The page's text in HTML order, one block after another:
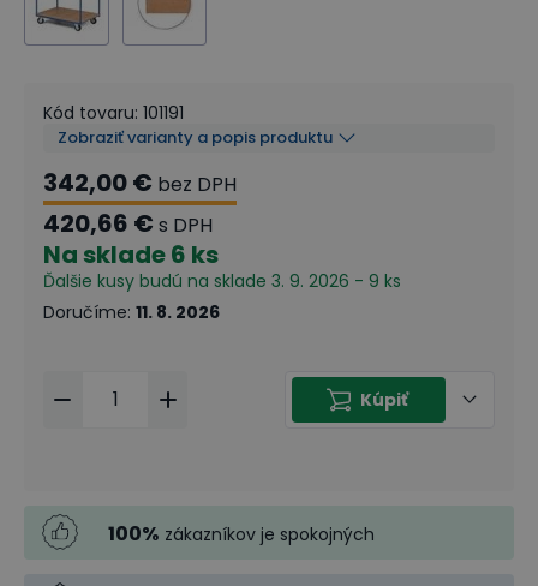
Kód tovaru: 101191
Zobraziť varianty a popis produktu
342,00 € bez DPH
420,66 € s DPH
Na sklade6 ks
Ďalšie kusy budú na sklade 3. 9. 2026 - 9 ks
Doručíme: 11. 8. 2026
Kúpiť
100% zákazníkov je spokojných